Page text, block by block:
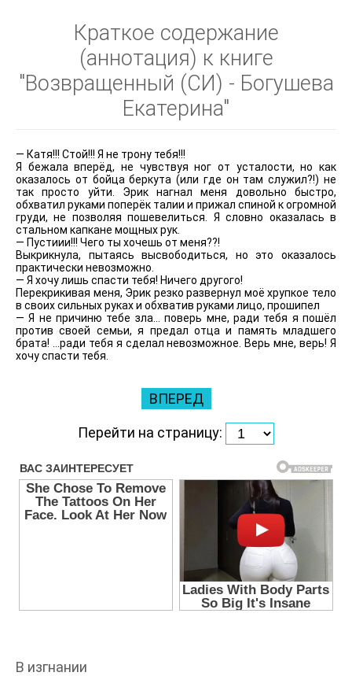
Краткое содержание
(аннотация) к книге
"Возвращенный (СИ) - Богушева
Екатерина"
— Катя!!! Стой!!! Я не трону тебя!!!
Я бежала вперёд, не чувствуя ног от усталости, но как
оказалось от бойца беркута (или где он там служил?!) не
так просто уйти. Эрик нагнал меня довольно быстро,
обхватил руками поперёк талии и прижал спиной к огромной
груди, не позволяя пошевелиться. Я словно оказалась в
стальном капкане мощных рук.
— Пустиии!!! Чего ты хочешь от меня??!
Выкрикнула, пытаясь высвободиться, но это оказалось
практически невозможно.
— Я хочу лишь спасти тебя! Ничего другого!
Перекрикивая меня, Эрик резко развернул моё хрупкое тело
в своих сильных руках и обхватив руками лицо, прошипел
— Я не причиню тебе зла… поверь мне, ради тебя я пошёл
против своей семьи, я предал отца и память младшего
брата! …ради тебя я сделал невозможное. Верь мне, верь! Я
хочу спасти тебя.
ВПЕРЕД
Перейти на страницу:
В изгнании